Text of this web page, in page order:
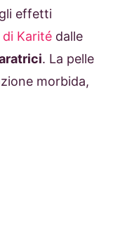
effetti
Karité dalle
. La pelle
morbida,